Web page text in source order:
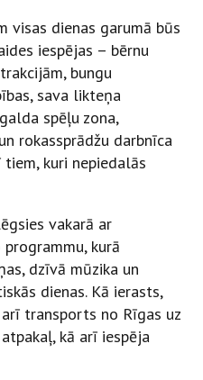
visas dienas garumā būs
iespējas – bērnu
bungu
sava likteņa
spēļu zona,
rokassprādžu darbnīca
kuri nepiedalās
vakarā ar
kurā
dzīvā mūzika un
dienas. Kā ierasts,
transports no Rīgas uz
kā arī iespēja